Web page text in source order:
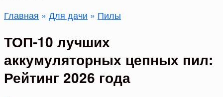
Главная » Для дачи » Пилы
ТОП-10 лучших
аккумуляторных цепных пил:
Рейтинг 2026 года